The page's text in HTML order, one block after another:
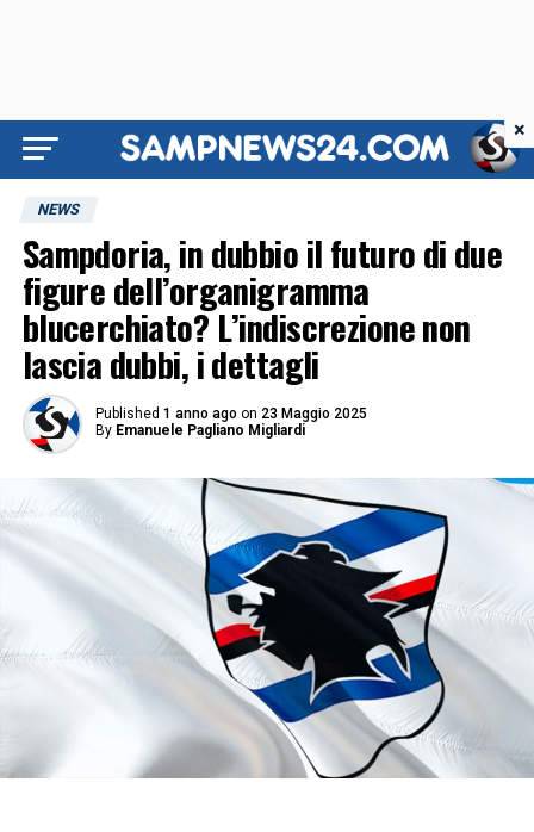
NEWS
Sampdoria, in dubbio il futuro di due
figure dell’organigramma
blucerchiato? L’indiscrezione non
lascia dubbi, i dettagli
Published 1 anno ago on 23 Maggio 2025
By Emanuele Pagliano Migliardi
×